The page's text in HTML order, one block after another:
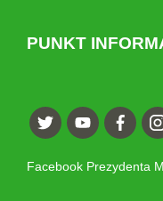
PUNKT
Facebook Prezydenta